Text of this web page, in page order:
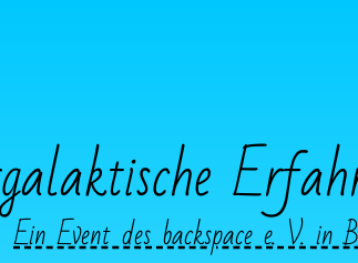
Ein Event des backspace e. V. in